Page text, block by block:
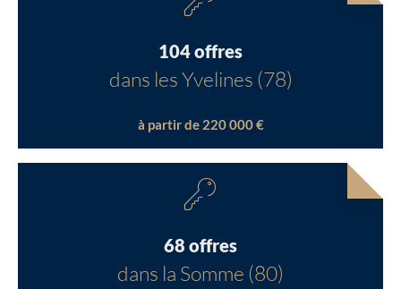
104 offres
dans les Yvelines (78)
à partir de 220 000 €
68 offres
dans la Somme (80)